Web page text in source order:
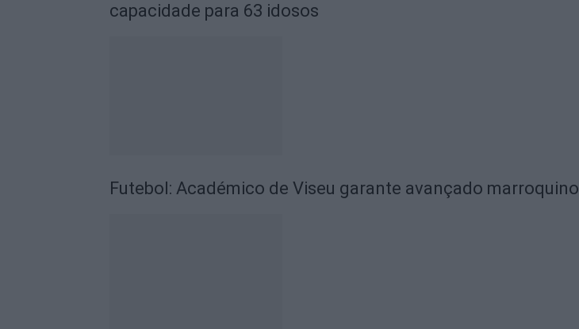
capacidade para 63 idosos
Futebol: Académico de Viseu garante avançado marroquino